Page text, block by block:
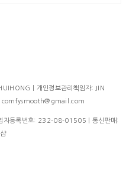
| 개인정보관리책임자: JIN
자등록번호: 232-08-01505 | 통신판매: